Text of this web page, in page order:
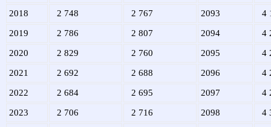
2018 2 748 2 767 2093 4
2019 2 786 2 807 2094 4
2020 2 829 2 760 2095 4
2021 2 692 2 688 2096 4
2022 2 684 2 695 2097 4
2023 2 706 2 716 2098 4